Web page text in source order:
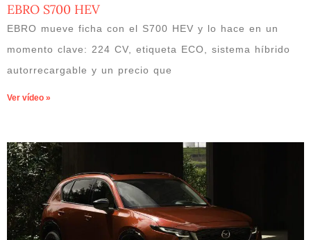
EBRO S700 HEV
EBRO mueve ficha con el S700 HEV y lo hace en un
momento clave: 224 CV, etiqueta ECO, sistema híbrido
autorrecargable y un precio que
Ver vídeo »